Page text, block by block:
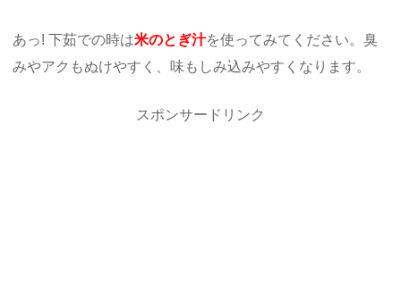
あっ! 下茹での時は米のとぎ汁を使ってみてください。臭
みやアクもぬけやすく、味もしみ込みやすくなります。
スポンサードリンク